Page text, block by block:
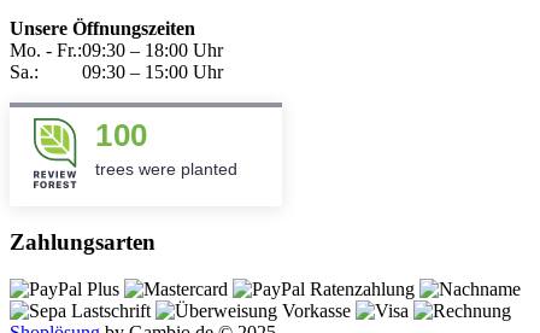
Unsere Öffnungszeiten
Mo. - Fr.:09:30 – 18:00 Uhr
Sa.:
09:30 – 15:00 Uhr
100
trees were planted
Zahlungsarten